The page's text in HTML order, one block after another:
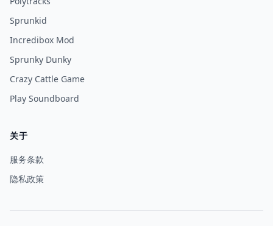
Sprunkid
Incredibox Mod
Sprunky Dunky
Crazy Cattle Game
Play Soundboard
关于
服务条款
隐私政策